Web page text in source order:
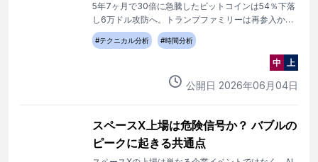
5年7ヶ月で30倍に急騰したビットコインは54％下落
し6万ドル攻防へ。トランプファミリーは再参入か、
それとも相場終了か。
#テクニカル分析 #時間分析
中 上
公開日 2026年06 月04日
スペースX上場は危険信号か？ バブルの
ピークに起きる共通点